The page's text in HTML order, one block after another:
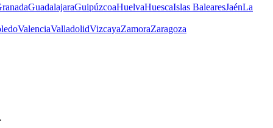
GuadalajaraGuipúzcoaHuelvaHuescaIslas BalearesJaénLa
ValenciaValladolidVizcayaZamoraZaragoza